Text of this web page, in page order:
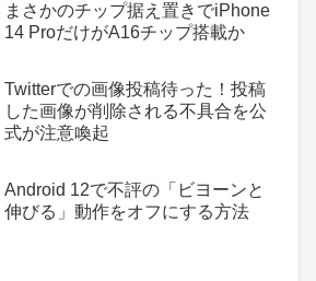
まさかのチップ据え置きでiPhone
14 ProだけがA16チップ搭載か
Twitterでの画像投稿待った！投稿
した画像が削除される不具合を公
式が注意喚起
Android 12で不評の「ビヨーンと
伸びる」動作をオフにする方法